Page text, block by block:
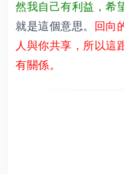
然我自己有利益，希
就是這個意思。
回向
人與你共享，所以這
有關係。